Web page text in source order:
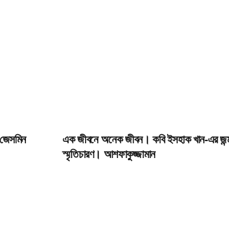
এক জীবনে অনেক জীবন। কবি ইসহাক খান-এর
স্মৃতিচারণ। আশফাকুজ্জামান